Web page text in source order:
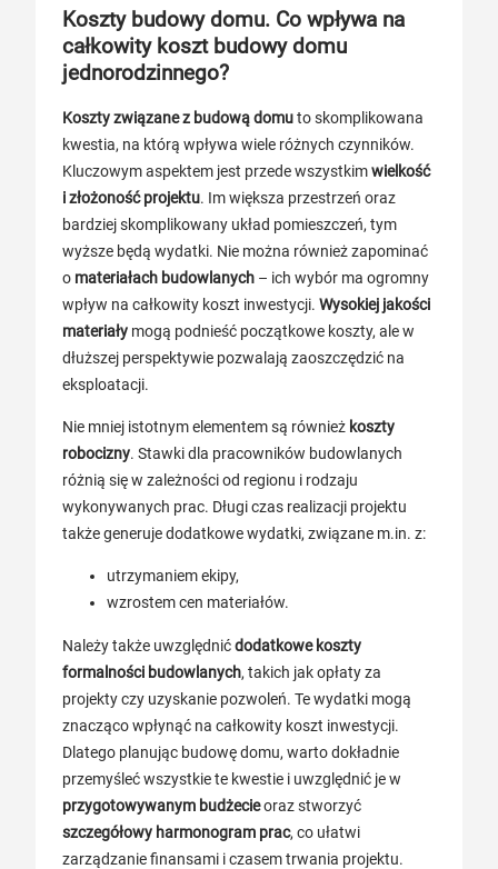
Koszty budowy domu. Co wpływa na
całkowity koszt budowy domu
jednorodzinnego?
Koszty związane z budową domuto skomplikowana
kwestia, na którą wpływa wiele różnych czynników.
Kluczowym aspektem jest przede wszystkimwielkość
i złożoność projektu. Im większa przestrzeń oraz
bardziej skomplikowany układ pomieszczeń, tym
wyższe będą wydatki. Nie można również zapominać
o materiałach budowlanych – ich wybór ma ogromny
wpływ na całkowity koszt inwestycji. Wysokiej jakości
materiały mogą podnieść początkowe koszty, ale w
dłuższej perspektywie pozwalają zaoszczędzić na
eksploatacji.
Nie mniej istotnym elementem są również koszty
robocizny. Stawki dla pracowników budowlanych
różnią się w zależności od regionu i rodzaju
wykonywanych prac. Długi czas realizacji projektu
także generuje dodatkowe wydatki, związane m.in. z:
utrzymaniem ekipy,
wzrostem cen materiałów.
Należy także uwzględnićdodatkowe koszty
formalności budowlanych, takich jak opłaty za
projekty czy uzyskanie pozwoleń. Te wydatki mogą
znacząco wpłynąć na całkowity koszt inwestycji.
Dlatego planując budowę domu, warto dokładnie
przemyśleć wszystkie te kwestie i uwzględnić je w
przygotowywanym budżecieoraz stworzyć
szczegółowy harmonogram prac, co ułatwi
zarządzanie finansami i czasem trwania projektu.